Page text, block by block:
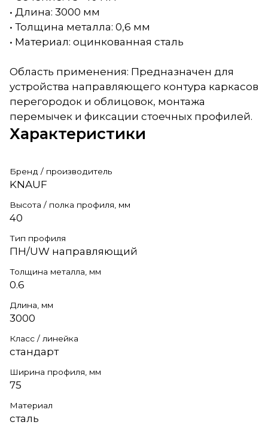
• Длина: 3000 мм
• Толщина металла: 0,6 мм
• Материал: оцинкованная сталь
Область применения: Предназначен для
устройства направляющего контура каркасов
перегородок и облицовок, монтажа
перемычек и фиксации стоечных профилей.
Характеристики
Бренд / производитель
KNAUF
Высота / полка профиля, мм
40
Тип профиля
ПН/UW направляющий
Толщина металла, мм
0.6
Длина, мм
3000
Класс / линейка
стандарт
Ширина профиля, мм
75
Материал
сталь